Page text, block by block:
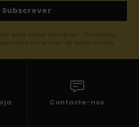
Subscrever
para novos membros - Condições
em e-mail de boas-vindas
Contacte-nos